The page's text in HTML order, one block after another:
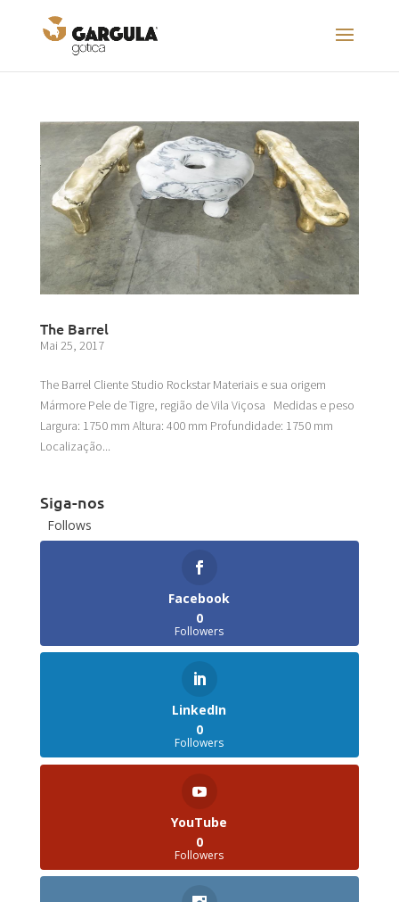
The Barrel
Mai 25, 2017
The Barrel Cliente Studio Rockstar Materiais e sua origem
Mármore Pele de Tigre, região de Vila Viçosa Medidas e peso
Largura: 1750 mm Altura: 400 mm Profundidade: 1750 mm
Localização...
Siga-nos
Follows
Facebook
0
Followers
LinkedIn
0
Followers
YouTube
0
Followers